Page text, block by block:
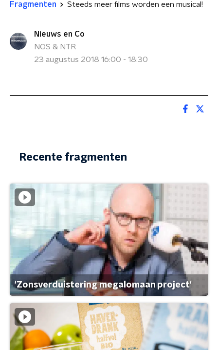
Fragmenten Steeds meer films worden een musical!
Nieuws en Co
NOS & NTR
23 augustus 2018 16:00 - 18:30
Recente fragmenten
'Zonsverduistering megalomaan project'